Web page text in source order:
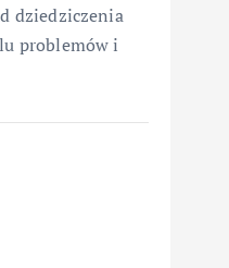
dziedziczenia
problemów i